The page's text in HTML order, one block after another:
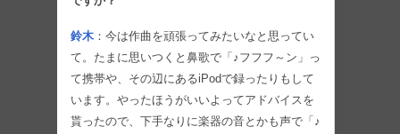
鈴木 ：今は作曲を頑張ってみたいなと思ってい
て。たまに思いつくと鼻歌で「♪フフフ～ン」っ
て携帯や、その辺にあるiPodで録ったりもして
います。やったほうがいいよってアドバイスを
貰ったので、下手なりに楽器の音とかも声で「♪